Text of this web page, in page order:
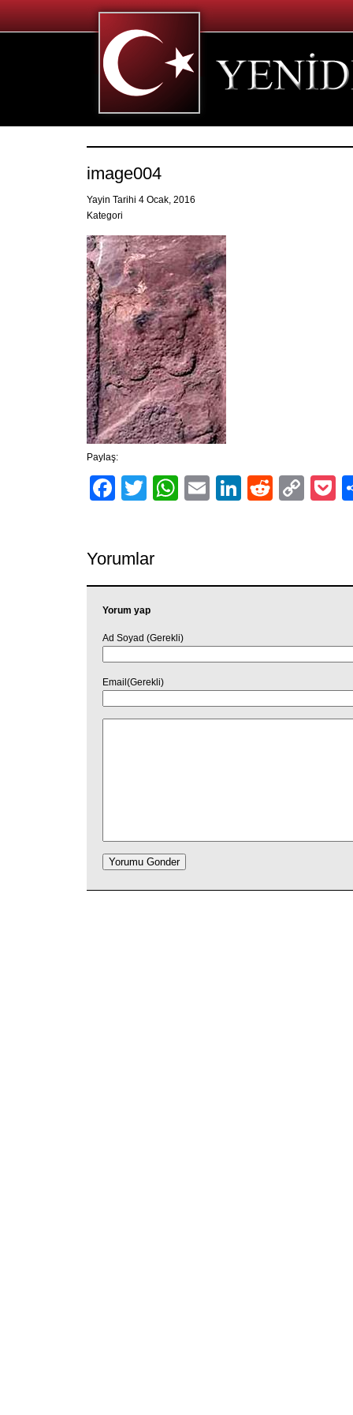
image004
Yayin Tarihi 4 Ocak, 2016
Kategori
Paylaş:
Facebook
TwitterWhatsApp
EmailLinkedIn
Reddit
Yorumlar
Yorum yap
Ad Soyad (Gerekli)
Email(Gerekli)